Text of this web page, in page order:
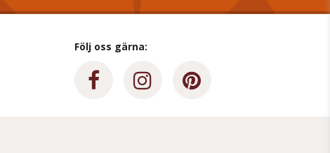
Följ oss gärna: